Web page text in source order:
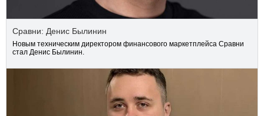
Сравни: Денис Былинин
Новым техническим директором финансового маркетплейса Сравни
стал Денис Былинин.